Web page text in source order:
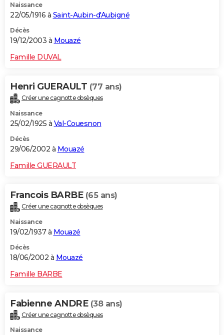
Naissance
22/05/1916 à Saint-Aubin-d'Aubigné
Décès
19/12/2003 à Mouazé
Famille DUVAL
Henri GUERAULT (77 ans)
Créer une cagnotte obsèques
Naissance
25/02/1925 à Val-Couesnon
Décès
29/06/2002 à Mouazé
Famille GUERAULT
Francois BARBE (65 ans)
Créer une cagnotte obsèques
Naissance
19/02/1937 à Mouazé
Décès
18/06/2002 à Mouazé
Famille BARBE
Fabienne ANDRE (38 ans)
Créer une cagnotte obsèques
Naissance